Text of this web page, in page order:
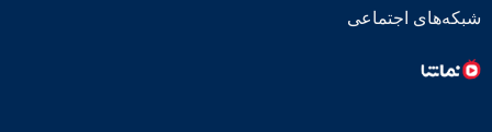
شبکه‌های اجتماعی